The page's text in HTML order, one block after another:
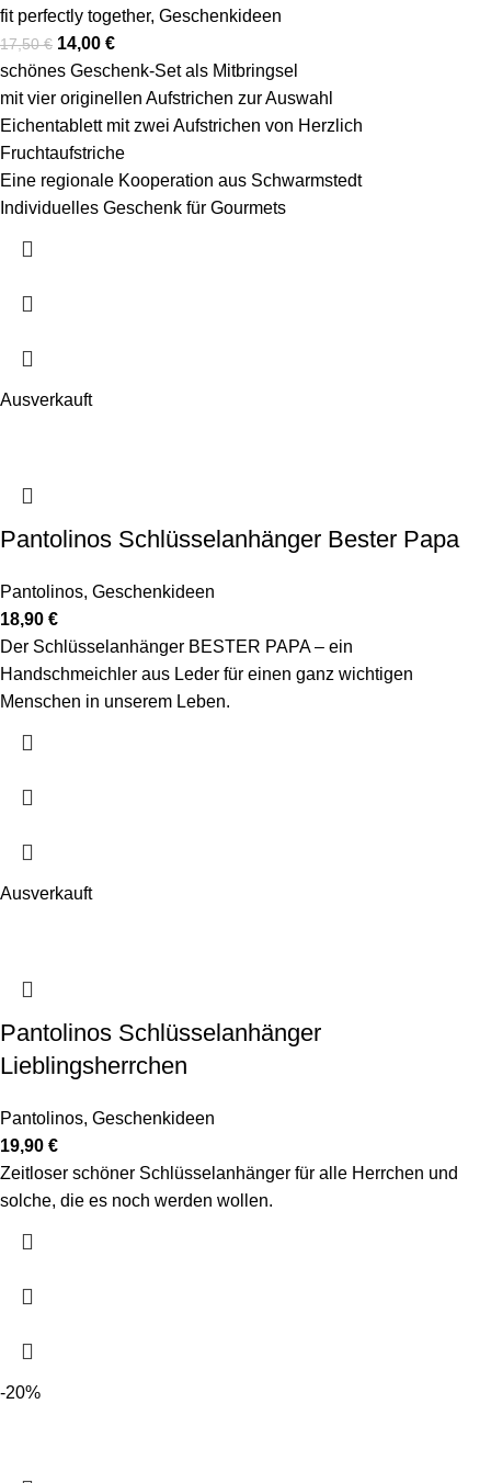
fit perfectly together, Geschenkideen
17,50€ 14,00 €
schönes Geschenk-Set als Mitbringsel
mit vier originellen Aufstrichen zur Auswahl
Eichentablett mit zwei Aufstrichen von Herzlich
Fruchtaufstriche
Eine regionale Kooperation aus Schwarmstedt
Individuelles Geschenk für Gourmets
Ausverkauft
Pantolinos Schlüsselanhänger Bester Papa
Pantolinos, Geschenkideen
18,90 €
Der Schlüsselanhänger BESTER PAPA – ein
Handschmeichler aus Leder für einen ganz wichtigen
Menschen in unserem Leben.
Ausverkauft
Pantolinos Schlüsselanhänger
Lieblingsherrchen
Pantolinos, Geschenkideen
19,90 €
Zeitloser schöner Schlüsselanhänger für alle Herrchen und
solche, die es noch werden wollen.
-20%